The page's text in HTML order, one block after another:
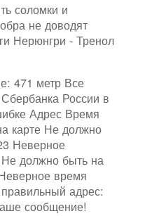
соломки и
не доводят
Нерюнгри - Тренол
471 метр Все
России в
Адрес Время
карте Не должно
Неверное
должно быть на
время
адрес:
сообщение!